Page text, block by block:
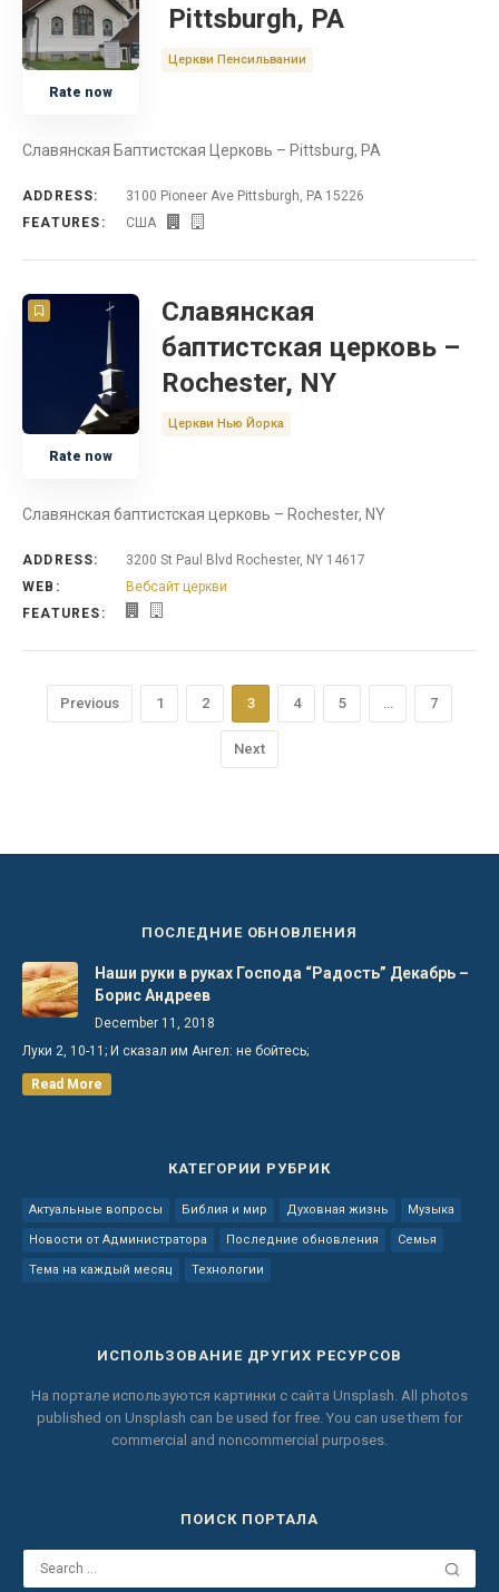
Rate now
Pittsburgh, PA
Церкви Пенсильвании
Славянская Баптистская Церковь – Pittsburg, PA
ADDRESS:
3100 Pioneer Ave Pittsburgh, PA 15226
FEATURES:
США
Rate now
Славянская
баптистская церковь –
Rochester, NY
Церкви Нью Йорка
Славянская баптистская церковь – Rochester, NY
ADDRESS:
3200 St Paul Blvd Rochester, NY 14617
WEB:
Вебсайт церкви
FEATURES:
Previous 1 2 3 4 5 7
Next
ПОСЛЕДНИЕ ОБНОВЛЕНИЯ
Наши руки в руках Господа “Радость” Декабрь –
Борис Андреев
December 11, 2018
Луки 2, 10-11; И сказал им Ангел: не бойтесь;
Read More
КАТЕГОРИИ РУБРИК
Актуальные вопросы Библия и мир Духовная жизнь Музыка
Новости от Администратора Последние обновления Семья
Тема на каждый месяц Технологии
ИСПОЛЬЗОВАНИЕ ДРУГИХ РЕСУРСОВ
На портале используются картинки с сайта Unsplash. All photos
published on Unsplash can be used for free. You can use them for
commercial and noncommercial purposes.
ПОИСК ПОРТАЛА